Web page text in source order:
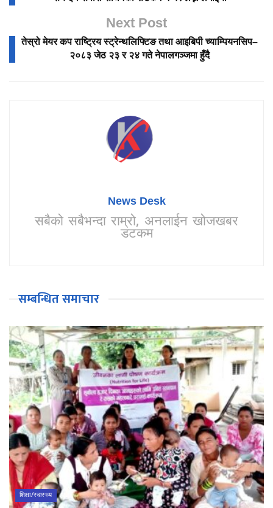
Next Post
तेस्रो मेयर कप राष्ट्रिय स्ट्रेन्थलिफ्टिङ तथा आइबिपी च्याम्पियनसिप–
२०८३ जेठ २३ र २४ गते नेपालगञ्जमा हुँदै
News Desk
सबैको सबैभन्दा राम्रो, अनलाईन खोजखबर
डटकम
सम्बन्धित समाचार
शिक्षा/स्वास्थ्य